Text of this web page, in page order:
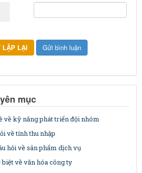
mục
về kỹ năng phát triển đội nhóm
về tính thu nhập
hỏi về sản phẩm dịch vụ
về văn hóa công ty